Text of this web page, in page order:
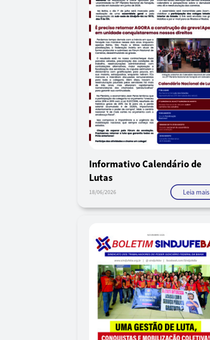
Informativo Calendário de
Lutas
18/06/2026 Leia mais